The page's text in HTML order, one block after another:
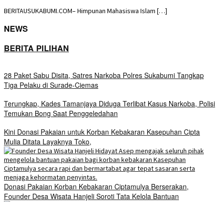
BERITAUSUKABUMI.COM– Himpunan Mahasiswa Islam […]
NEWS
BERITA PILIHAN
28 Paket Sabu Disita, Satres Narkoba Polres Sukabumi Tangkap
Tiga Pelaku di Surade-Ciemas
Terungkap, Kades Tamanjaya Diduga Terlibat Kasus Narkoba, Polisi
Temukan Bong Saat Penggeledahan
Kini Donasi Pakaian untuk Korban Kebakaran Kasepuhan Cipta
Mulia Ditata Layaknya Toko,
Donasi Pakaian Korban Kebakaran Ciptamulya Berserakan,
Founder Desa Wisata Hanjeli Soroti Tata Kelola Bantuan